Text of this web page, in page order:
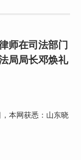
师在司法部门
局局长邓焕礼
，本网获悉：山东晓